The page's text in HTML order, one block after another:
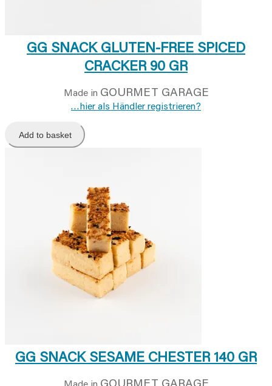
GG SNACK GLUTEN-FREE SPICED
CRACKER 90 GR
Made in GOURMET GARAGE
…hier als Händler registrieren?
Add to basket
GG SNACK SESAME CHESTER 140 GR
Made in GOURMET GARAGE